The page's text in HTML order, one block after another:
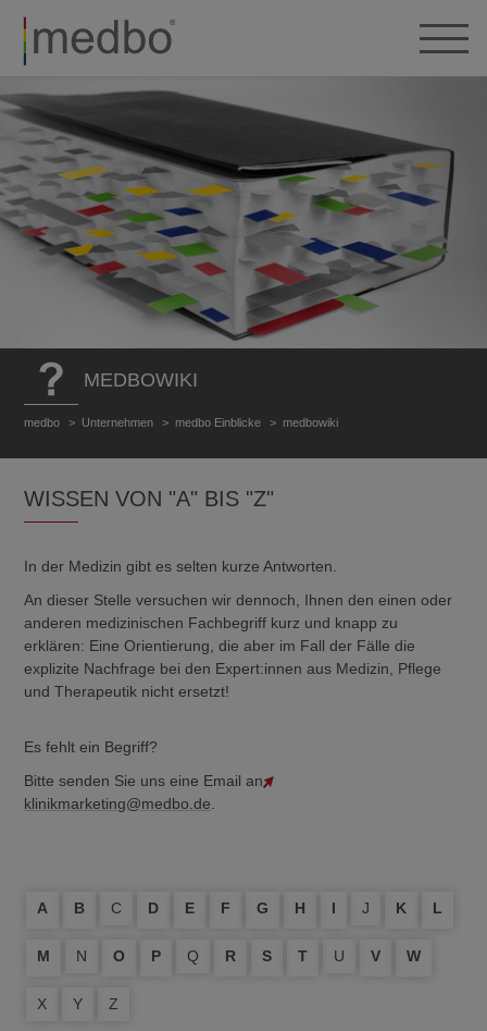
MEDBOWIKI
medbo Unternehmen medbo Einblicke medbowiki
WISSEN VON "A" BIS "Z"
In der Medizin gibt es selten kurze Antworten.
An dieser Stelle versuchen wir dennoch, Ihnen den einen oder
anderen medizinischen Fachbegriff kurz und knapp zu
erklären: Eine Orientierung, die aber im Fall der Fälle die
explizite Nachfrage bei den Expert:innen aus Medizin, Pflege
und Therapeutik nicht ersetzt!
Es fehlt ein Begriff?
Bitte senden Sie uns eine Email an
klinikmarketing@medbo.de
A B C D E F G H I J K L
M N O P Q R S T U V W
X Y Z